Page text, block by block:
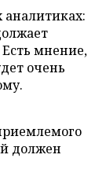
мнение,
очень
должен